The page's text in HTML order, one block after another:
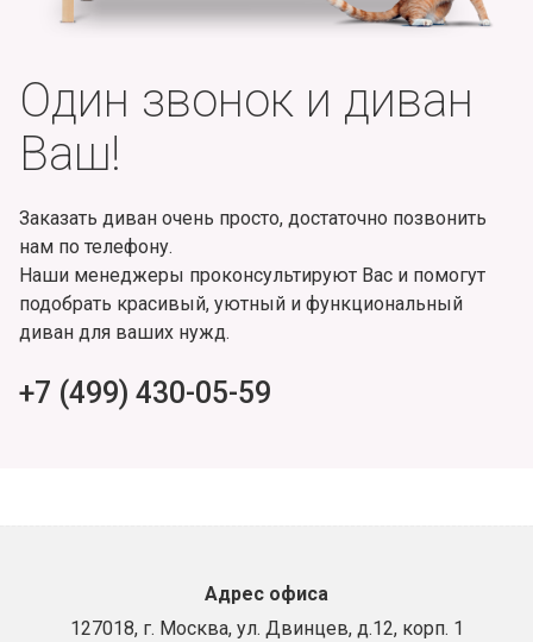
Один звонок и диван
Ваш!
Заказать диван очень просто, достаточно позвонить
нам по телефону.
Наши менеджеры проконсультируют Вас и помогут
подобрать красивый, уютный и функциональный
диван для ваших нужд.
+7 (499) 430-05-59
Адрес офиса
127018, г. Москва, ул. Двинцев, д.12, корп. 1